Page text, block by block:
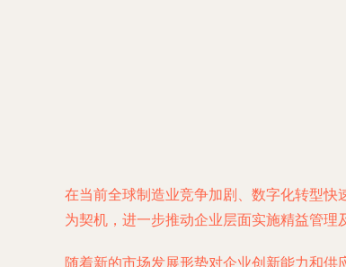
在当前全球制造业竞争加剧、数字化转型快
为契机，进一步推动企业层面实施精益管理
随着新的市场发展形势对企业创新能力和供